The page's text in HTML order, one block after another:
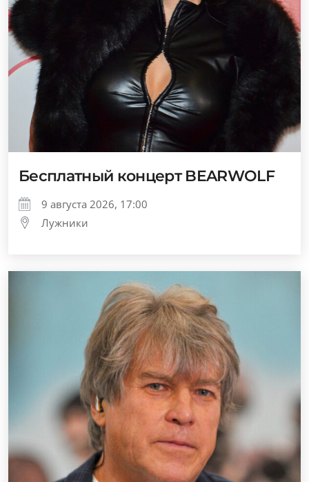
Бесплатный концерт BEARWOLF
9 августа 2026, 17:00
Лужники